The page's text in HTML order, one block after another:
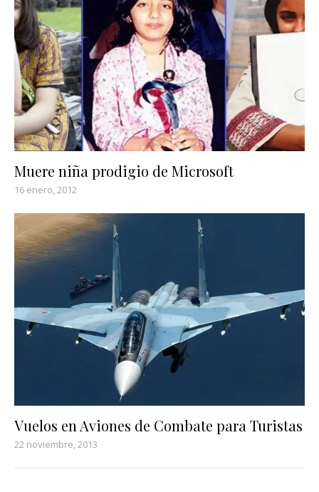
Muere niña prodigio de Microsoft
16 enero, 2012
Vuelos en Aviones de Combate para Turistas
22 noviembre, 2013